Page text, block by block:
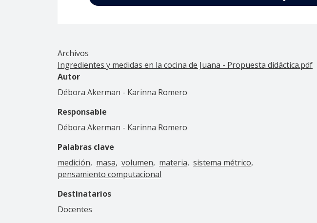
Archivos
Ingredientes y medidas en la cocina de Juana - Propuesta didáctica.pdf
Autor
Débora Akerman - Karinna Romero
Responsable
Débora Akerman - Karinna Romero
Palabras clave
medición
masa volumen materia sistema métrico
pensamiento computacional
Destinatarios
Docentes